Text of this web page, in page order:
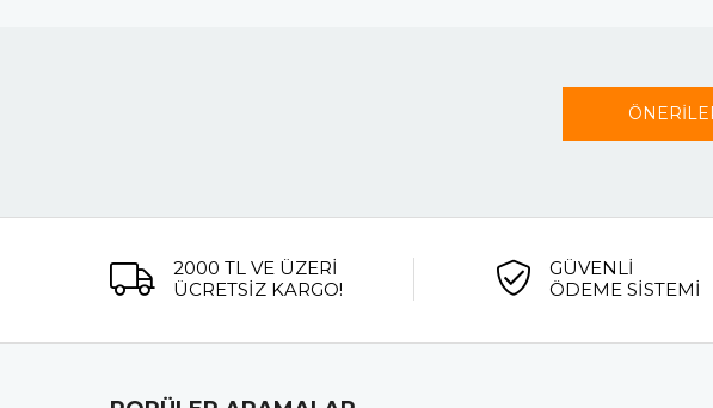
2000 TL VE ÜZERİ
ÜCRETSİZ KARGO!
GÜVENLİ
ÖDEME SİSTEMİ